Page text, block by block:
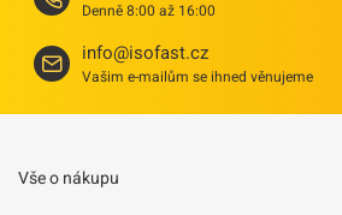
Denně 8:00 až 16:00
info@isofast.cz
Vašim e-mailům se ihned věnujeme
Vše o nákupu